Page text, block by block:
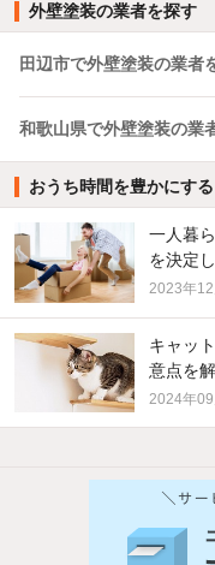
外壁塗装の業者を探す
田辺市で外壁塗装の業者
和歌山県で外壁塗装の業
おうち時間を豊かにす
一人暮
を決定
2023年12
キャッ
意点を
2024年
バス・トイレ別